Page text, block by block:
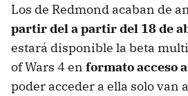
Los de Redmond acaban de
partir del a partir del 18 de
estará disponible la beta
of Wars 4 en formato acceso
poder acceder a ella solo van